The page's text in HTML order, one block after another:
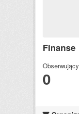
Finanse
Obserwujący
0